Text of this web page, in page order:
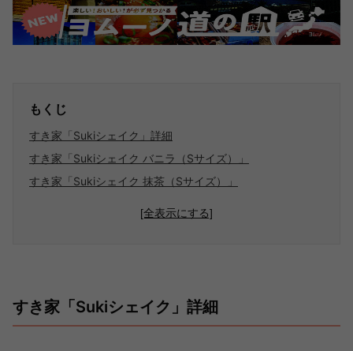
もくじ
すき家「Sukiシェイク」詳細
すき家「Sukiシェイク バニラ（Sサイズ）」
すき家「Sukiシェイク 抹茶（Sサイズ）」
[全表示にする]
すき家「Sukiシェイク」詳細